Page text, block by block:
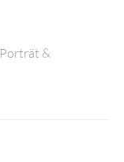
Porträt &